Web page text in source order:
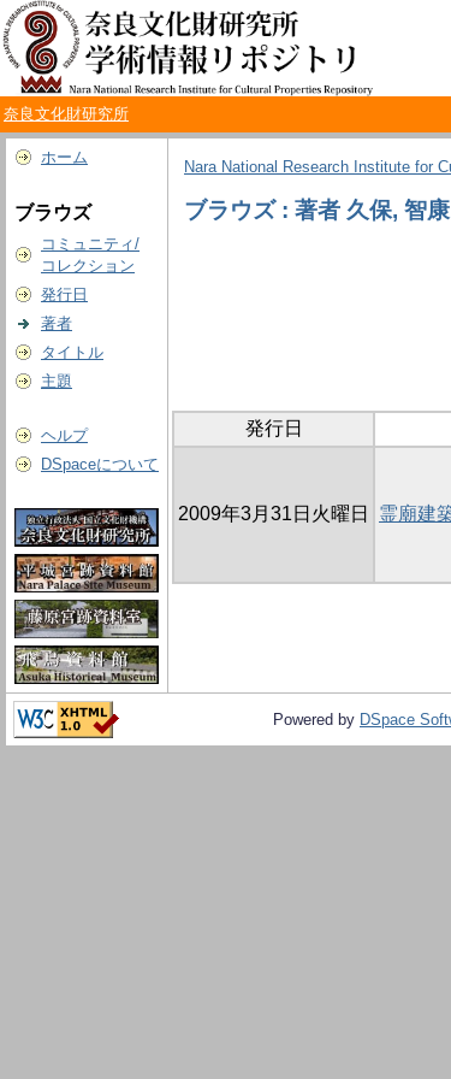
奈良文化財研究所
ホーム
ブラウズ
コミュニティ/
コレクション
発行日
著者
タイトル
主題
ヘルプ
DSpaceについて
Nara National Research Institute for
ブラウズ : 著者 久保, 智康
発行日
2009年3月31日火曜日 霊廟建
Powered by DSpace